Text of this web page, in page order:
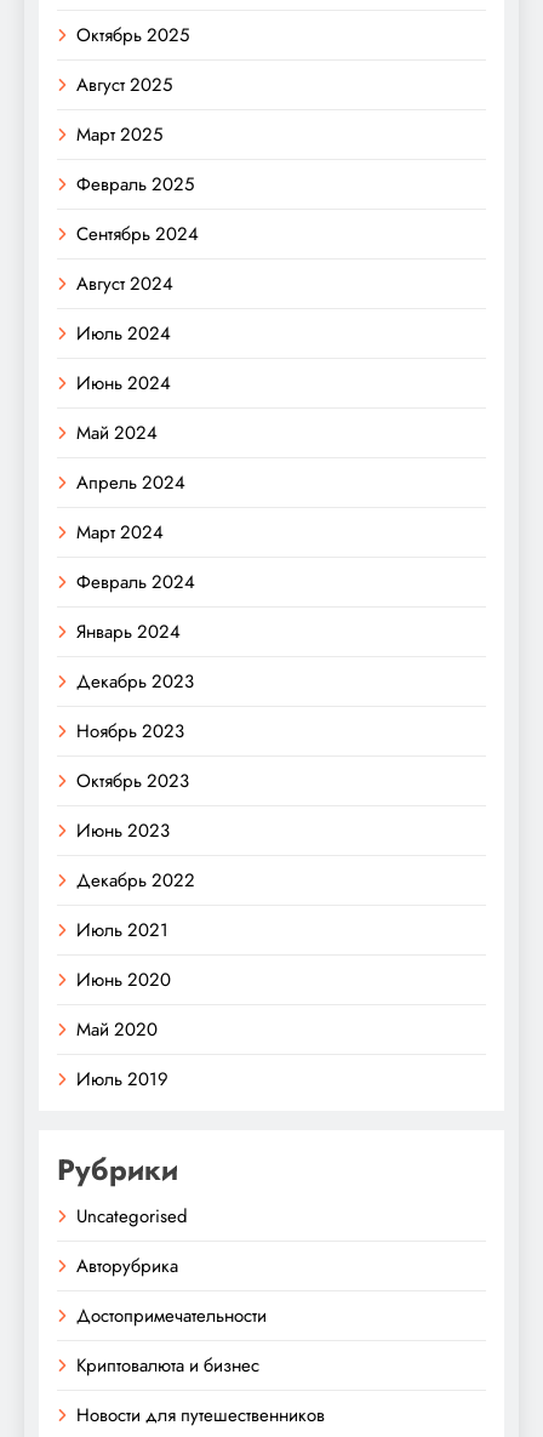
Октябрь 2025
Август 2025
Март 2025
Февраль 2025
Сентябрь 2024
Август 2024
Июль 2024
Июнь 2024
Май 2024
Апрель 2024
Март 2024
Февраль 2024
Январь 2024
Декабрь 2023
Ноябрь 2023
Октябрь 2023
Июнь 2023
Декабрь 2022
Июль 2021
Июнь 2020
Май 2020
Июль 2019
Рубрики
Uncategorised
Авторубрика
Достопримечательности
Криптовалюта и бизнес
Новости для путешественников